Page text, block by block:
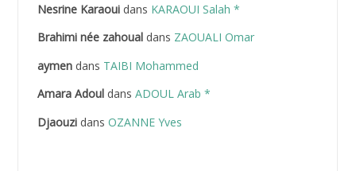
ABDELLI Mohamed
ABDELLI Mohamed *
Nesrine Karaouidans KARAOUI Salah *
Brahimi née zahoualdans ZAOUALI Omar
aymendans TAIBI Mohammed
Amara Adouldans ADOUL Arab *
Djaouzidans OZANNE Yves